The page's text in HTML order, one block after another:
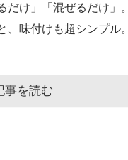
だけ」「混ぜるだけ」
、味付けも超シンプル
事を読む